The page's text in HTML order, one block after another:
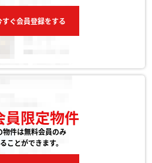
すぐ会員登録をする
員限定物件
物件は無料会員のみ
ことができます。